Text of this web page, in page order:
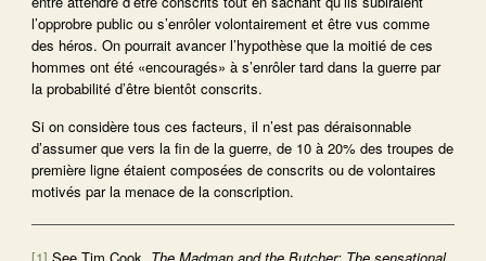
l’opprobre public ou s’enrôler volontairement et être vus comme
des héros. On pourrait avancer l’hypothèse que la moitié de ces
hommes ont été «encouragés» à s’enrôler tard dans la guerre par
la probabilité d’être bientôt conscrits.
Si on considère tous ces facteurs, il n’est pas déraisonnable
d’assumer que vers la fin de la guerre, de 10 à 20% des troupes de
première ligne étaient composées de conscrits ou de volontaires
motivés par la menace de la conscription.